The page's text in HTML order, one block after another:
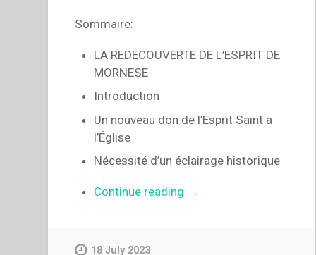
Sommaire:
LA REDECOUVERTE DE L’ESPRIT DE
MORNESE
Introduction
Un nouveau don de l’Esprit Saint a
l’Église
Nécessité d’un éclairage historique
Continue reading “Egidio
→
18 July 2023